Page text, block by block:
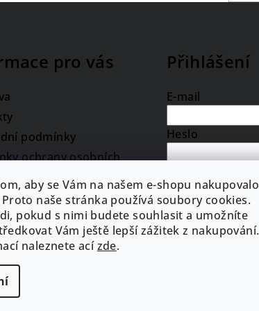
aby se Vám na našem e-shopu nakupovalo
naše stránka používá soubory cookies.
pokud s nimi budete souhlasit a umožníte
Vám ještě lepší zážitek z nakupování.
naleznete acízde.
pro vás
podmínky
ochrany osobních
Přihlášení
E-mail
Heslo
Přihlásit se
Nová registrace
heslo